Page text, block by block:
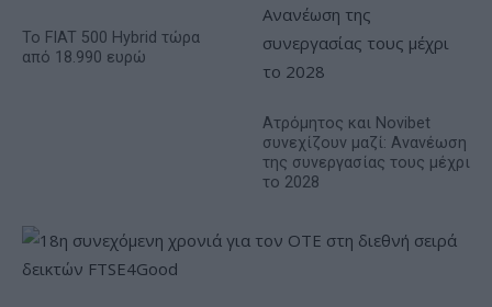
Το FIAT 500 Hybrid τώρα
από 18.990 ευρώ
Ατρόμητος και Novibet
συνεχίζουν μαζί: Ανανέωση
της συνεργασίας τους μέχρι
το 2028